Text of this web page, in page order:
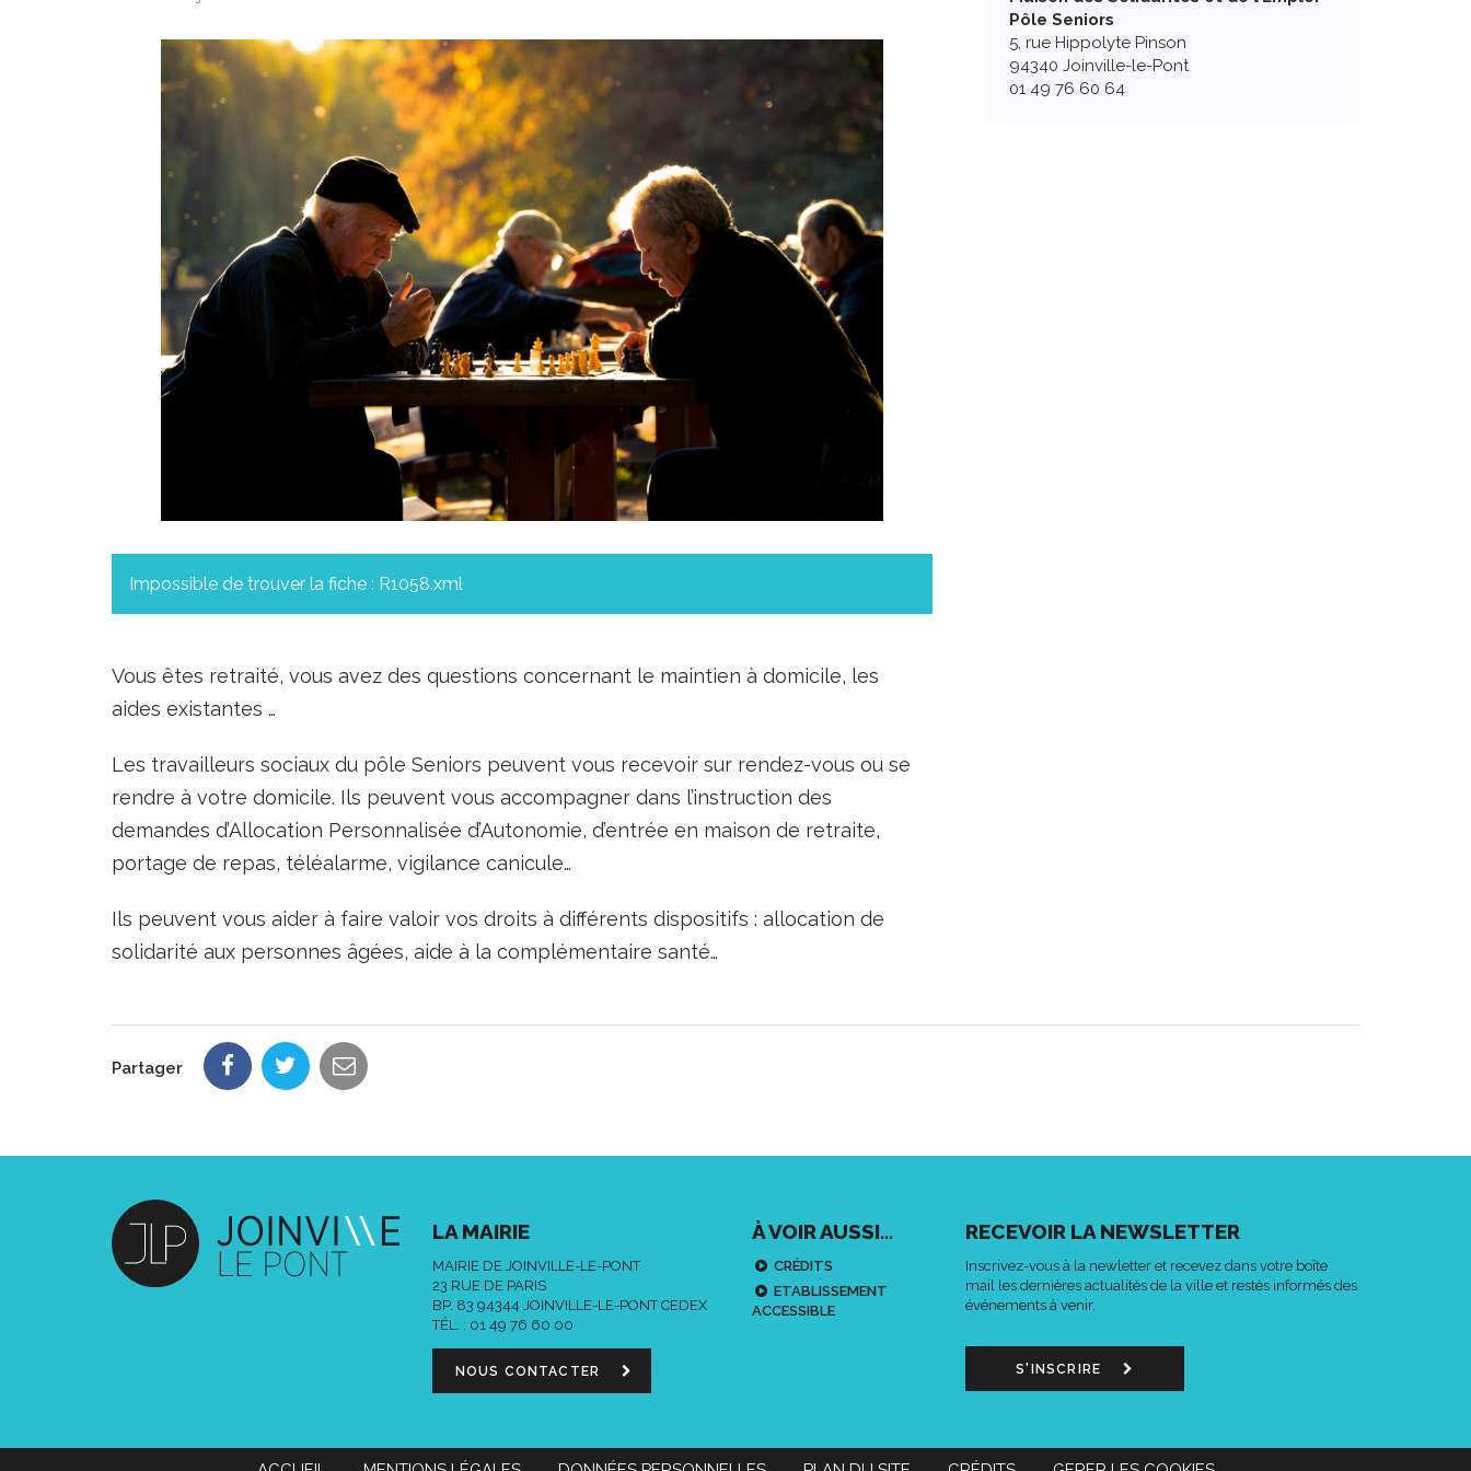
Impossible de trouver la fiche : R1058.xml
Vous êtes retraité, vous avez des questions concernant le maintien à domicile, les
aides existantes …
Les travailleurs sociaux du pôle Seniors peuvent vous recevoir sur rendez-vous ou se
rendre à votre domicile. Ils peuvent vous accompagner dans l’instruction des
demandes d’Allocation Personnalisée d’Autonomie, d’entrée en maison de retraite,
portage de repas, téléalarme, vigilance canicule…
Ils peuvent vous aider à faire valoir vos droits à différents dispositifs : allocation de
solidarité aux personnes âgées, aide à la complémentaire santé…
Pôle Seniors
5, rue Hippolyte Pinson
94340 Joinville-le-Pont
01 49 76 60 64
Partager
LA MAIRIE
MAIRIE DE JOINVILLE-LE-PONT
23 RUE DE PARIS
BP. 83 94344 JOINVILLE-LE-PONT CEDEX
TÉL. : 01 49 76 60 00
NOUS CONTACTER
À VOIR AUSSI...
CRÉDITS
ETABLISSEMENT
ACCESSIBLE
RECEVOIR LA NEWSLETTER
Inscrivez-vous à la newletter et recevez dans votre boîte
mail les dernières actualités de la ville et restés informés des
événements à venir.
S'INSCRIRE